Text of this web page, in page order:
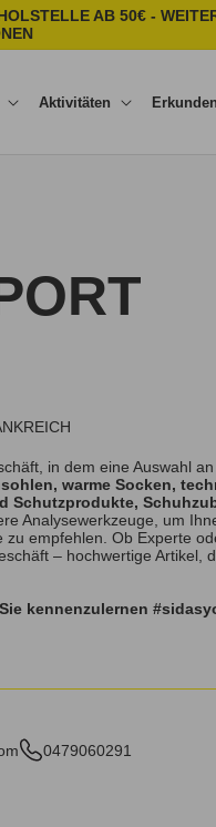
AB 50€ -
Aktivitäten Erkunden
in dem eine Auswahl
warme Socken,
Schutzprodukte,
Analysewerkzeuge, um
empfehlen. Ob Experte
– hochwertige Artikel,
kennenzulernen
0479060291